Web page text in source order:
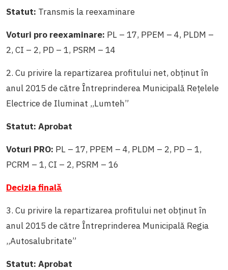
Statut: Transmis la reexaminare
Voturi pro reexaminare: PL – 17, PPEM – 4, PLDM –
2, CI – 2, PD – 1, PSRM – 14
2. Cu privire la repartizarea profitului net, obținut în
anul 2015 de către Întreprinderea Municipală Rețelele
Electrice de Iluminat ,,Lumteh”
Statut: Aprobat
Voturi PRO: PL – 17, PPEM – 4, PLDM – 2, PD – 1,
PCRM – 1, CI – 2, PSRM – 16
Decizia finală
3. Cu privire la repartizarea profitului net obținut în
anul 2015 de către Întreprinderea Municipală Regia
,,Autosalubritate”
Statut: Aprobat